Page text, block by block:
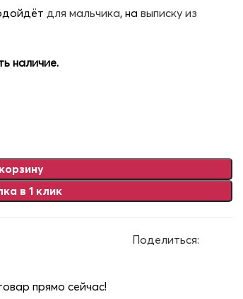
для мальчика, на выписку из
наличие.
в 1 клик
Поделиться:
прямо сейчас!